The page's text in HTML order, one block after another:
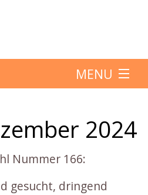
MENU
2024
Nummer 166:
gesucht, dringend